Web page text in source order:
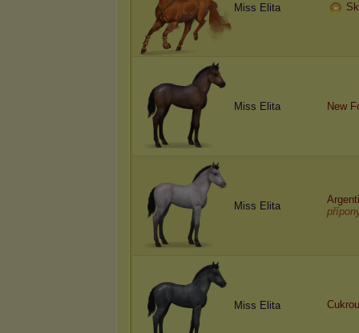
Miss Elita
Miss Elita New
Miss Elita
Argenti
Miss Elita